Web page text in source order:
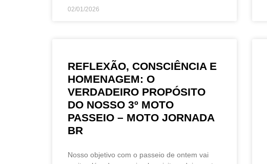
02/01/2026
REFLEXÃO, CONSCIÊNCIA E
HOMENAGEM: O
VERDADEIRO PROPÓSITO
DO NOSSO 3º MOTO
PASSEIO – MOTO JORNADA
BR
Nosso objetivo com o passeio de ontem vai